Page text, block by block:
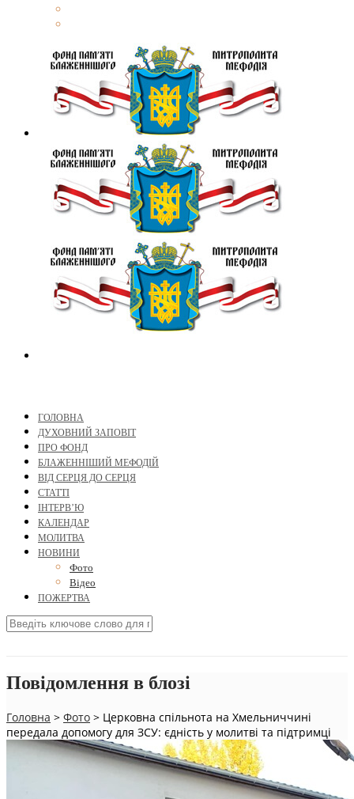
ГОЛОВНА
ДУХОВНИЙ ЗАПОВІТ
ПРО ФОНД
БЛАЖЕННІШИЙ МЕФОДІЙ
ВІД СЕРЦЯ ДО СЕРЦЯ
СТАТТІ
ІНТЕРВ’Ю
КАЛЕНДАР
МОЛИТВА
НОВИНИ
Фото
Відео
ПОЖЕРТВА
Повідомлення в блозі
Головна > Фото > Церковна спільнота на Хмельниччині
передала допомогу для ЗСУ: єдність у молитві та підтримці